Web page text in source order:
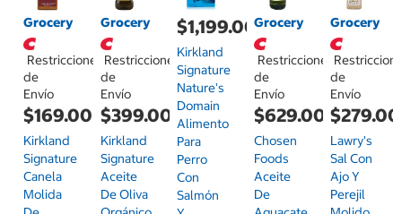
Grocery
Restricciones
de
Envío
$169.00
Kirkland
Signature
Canela
Molida
Grocery
Restricciones
de
Envío
$399.00
Kirkland
Signature
Aceite
De Oliva
$1,199.00
Kirkland
Signature
Nature's
Domain
Alimento
Para
Perro
Con
Salmón
Grocery
Restricciones
de
Envío
$629.00
Chosen
Foods
Aceite
De
Grocery
de
Envío
$279.00
Lawry's
Sal Con
Ajo Y
Perejil